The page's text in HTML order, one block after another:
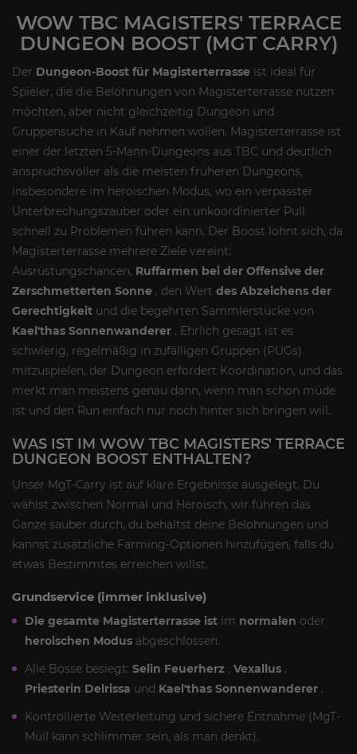
WOW TBC MAGISTERS' TERRACE
DUNGEON BOOST (MGT CARRY)
Der Dungeon-Boost für Magisterterrasse ist ideal für
Spieler, die die Belohnungen von Magisterterrasse nutzen
möchten, aber nicht gleichzeitig Dungeon und
Gruppensuche in Kauf nehmen wollen. Magisterterrasse ist
einer der letzten 5-Mann-Dungeons aus TBC und deutlich
anspruchsvoller als die meisten früheren Dungeons,
insbesondere im heroischen Modus, wo ein verpasster
Unterbrechungszauber oder ein unkoordinierter Pull
schnell zu Problemen führen kann. Der Boost lohnt sich, da
Magisterterrasse mehrere Ziele vereint:
Ausrüstungschancen, Ruffarmen bei der Offensive der
Zerschmetterten Sonne , den Wert des Abzeichens der
Gerechtigkeit und die begehrten Sammlerstücke von
Kael'thas Sonnenwanderer . Ehrlich gesagt ist es
schwierig, regelmäßig in zufälligen Gruppen (PUGs)
mitzuspielen, der Dungeon erfordert Koordination, und das
merkt man meistens genau dann, wenn man schon müde
ist und den Run einfach nur noch hinter sich bringen will.
WAS IST IM WOW TBC MAGISTERS' TERRACE
DUNGEON BOOST ENTHALTEN?
Unser MgT-Carry ist auf klare Ergebnisse ausgelegt. Du
wählst zwischen Normal und Heroisch, wir führen das
Ganze sauber durch, du behältst deine Belohnungen und
kannst zusätzliche Farming-Optionen hinzufügen, falls du
etwas Bestimmtes erreichen willst.
Grundservice (immer inklusive)
Die gesamte Magisterterrasse ist im normalen oder
heroischen Modus abgeschlossen.
Alle Bosse besiegt: Selin Feuerherz , Vexallus ,
Priesterin Delrissa und Kael'thas Sonnenwanderer .
Kontrollierte Weiterleitung und sichere Entnahme (MgT-
Müll kann schlimmer sein, als man denkt).